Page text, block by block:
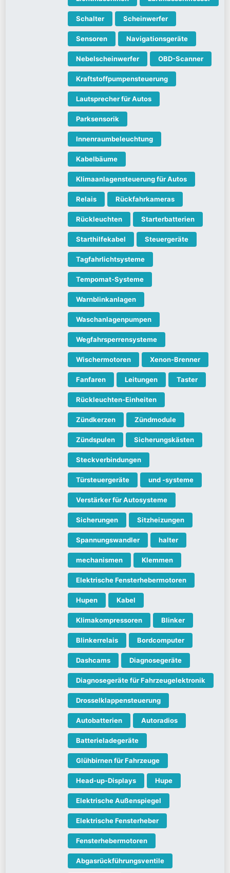
Schalter Scheinwerfer
Sensoren Navigationsgeräte
Nebelscheinwerfer OBD-Scanner
Kraftstoffpumpensteuerung
Lautsprecher für Autos
Parksensorik
Innenraumbeleuchtung
Kabelbäume
Klimaanlagensteuerung für Autos
Relais Rückfahrkameras
Rückleuchten Starterbatterien
Starthilfekabel Steuergeräte
Tagfahrlichtsysteme
Tempomat-Systeme
Warnblinkanlagen
Waschanlagenpumpen
Wegfahrsperrensysteme
Wischermotoren Xenon-Brenner
Fanfaren Leitungen Taster
Rückleuchten-Einheiten
Zündkerzen Zündmodule
Zündspulen Sicherungskästen
Steckverbindungen
Türsteuergeräte und -systeme
Verstärker für Autosysteme
Sicherungen Sitzheizungen
Spannungswandler halter
mechanismen Klemmen
Elektrische Fensterhebermotoren
Hupen Kabel
Klimakompressoren Blinker
Blinkerrelais Bordcomputer
Dashcams Diagnosegeräte
Diagnosegeräte für Fahrzeugelektronik
Drosselklappensteuerung
Autobatterien Autoradios
Batterieladegeräte
Glühbirnen für Fahrzeuge
Head-up-Displays Hupe
Elektrische Außenspiegel
Elektrische Fensterheber
Fensterhebermotoren
Abgasrückführungsventile